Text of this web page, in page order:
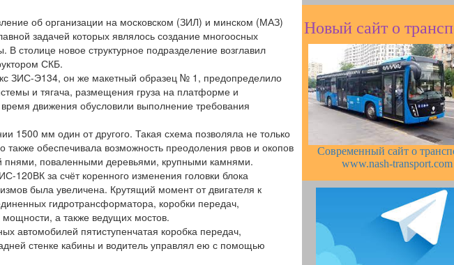
об организации на московском (ЗИЛ) и минском (МАЗ)
задачей которых являлось создание многоосных
столице новое структурное подразделение возглавил
СКБ.
ЗИС-Э134, он же макетный образец № 1, предопределило
и тягача, размещения груза на платформе и
движения обусловили выполнение требования
1500 мм один от другого. Такая схема позволяла не только
также обеспечивала возможность преодоления рвов и окопов
поваленными деревьями, крупными камнями.
120ВК за счёт коренного изменения головки блока
была увеличена. Крутящий момент от двигателя к
гидротрансформатора, коробки передач,
мощности, а также ведущих мостов.
автомобилей пятиступенчатая коробка передач,
стенке кабины и водитель управлял ею с помощью
Новый сайт о
Современный сайт о
www.nash-transport.com